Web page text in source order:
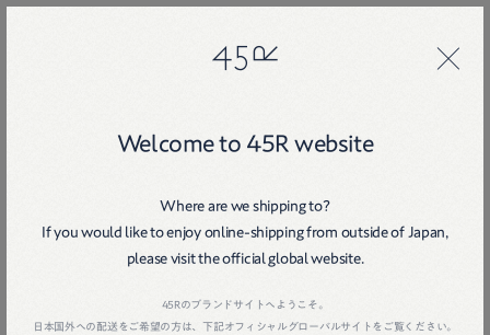
45R
二〇二四
45R
Welcome to 45R website
Where are we shipping to?
If you would like to enjoy online-shipping from outside of Japan,
please visit the official global website.
45Rのブランドサイトへようこそ。
日本国外への配送をご希望の方は、下記オフィシャルグローバルサイトをご覧ください。